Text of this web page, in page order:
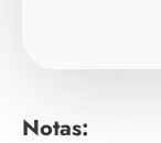
Notas: